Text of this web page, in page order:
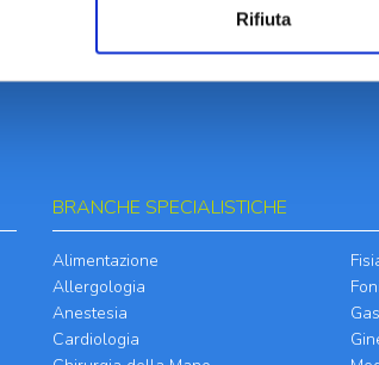
Rifiuta
BRANCHE SPECIALISTICHE
Alimentazione
Allergologia
Anestesia
Cardiologia